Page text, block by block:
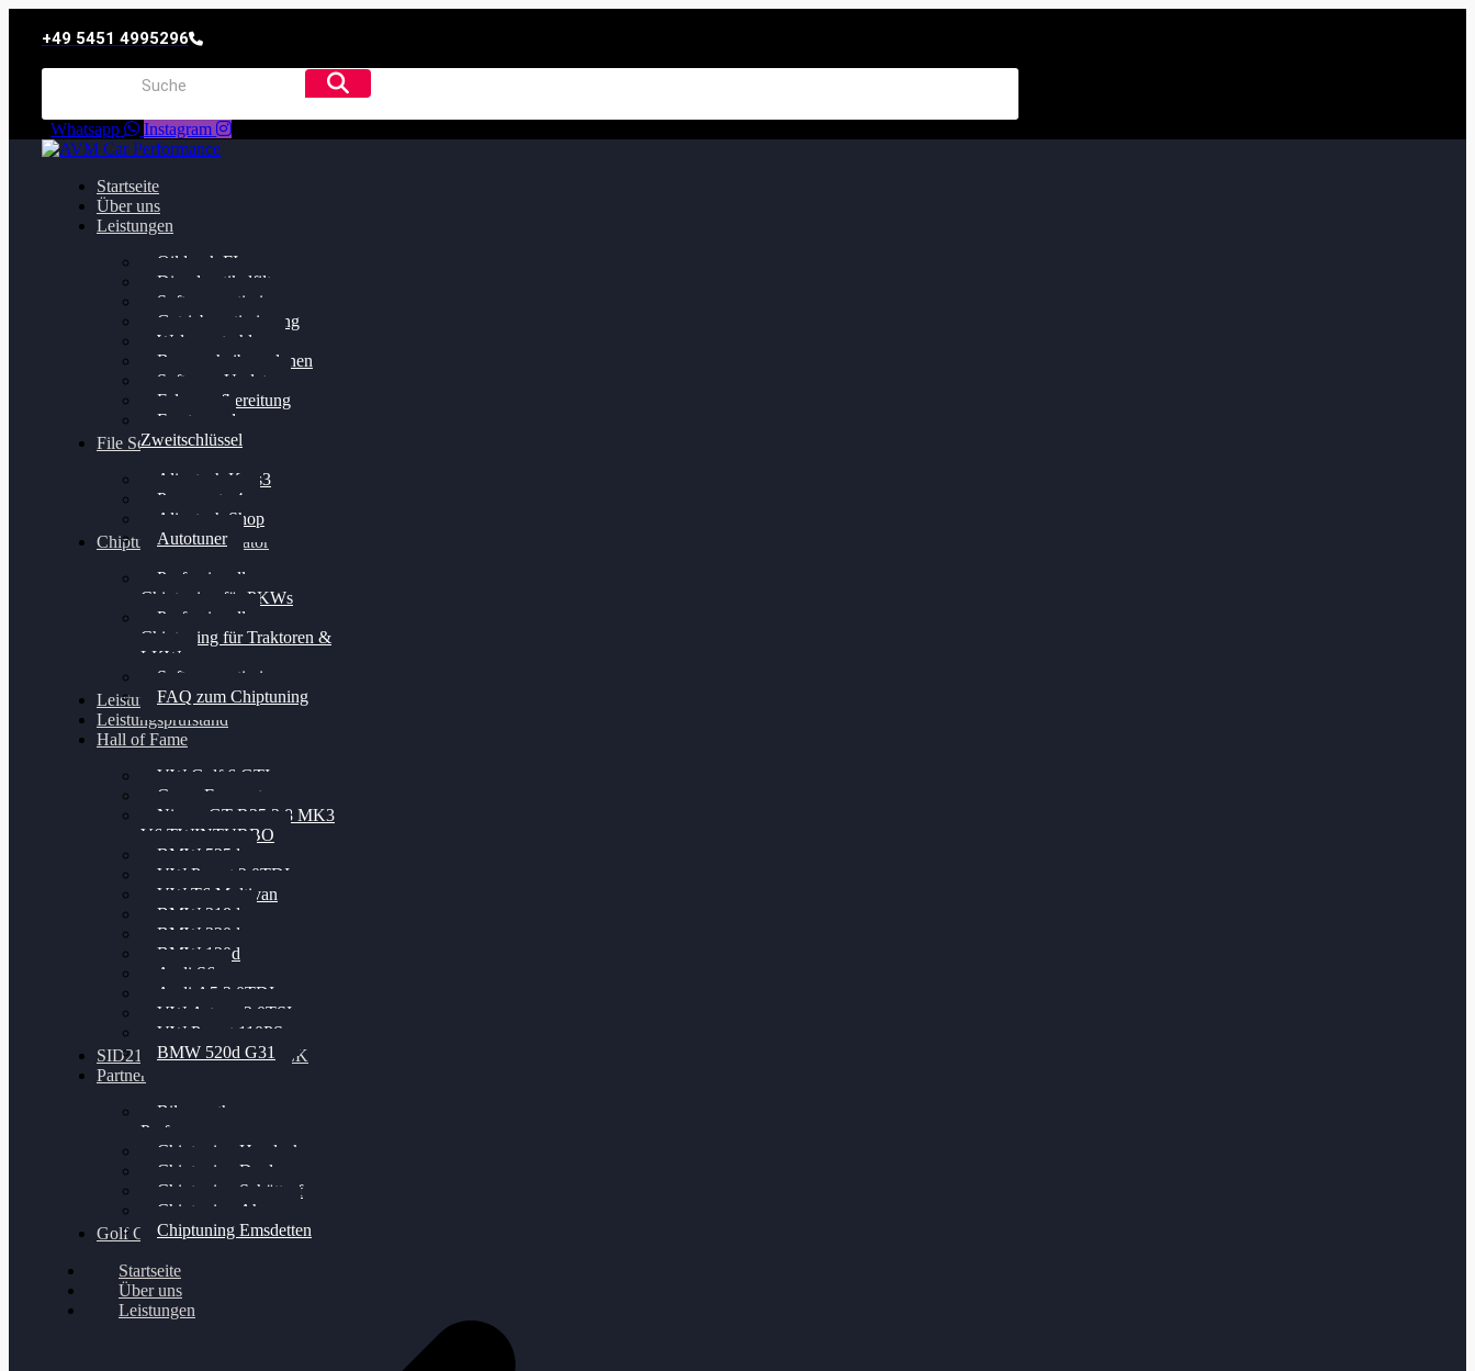
+49 5451 4995296
Whatsapp Instagram
Startseite
Über uns
Leistungen
Oildruck FIx
Dieselpartikelfilter
Softwareoptimierung
Getriebeoptimierung
Walnussstrahlen
Bremsscheiben planen
Software Update
Felgenaufbereitung
Ersatz- und
Zweitschlüssel
File Service
Alientech Kess3
Powergate 4
Alientech Shop
Autotuner
Chiptuning Konfigurator
Professionelles
Chiptuning für PKWs
Professionelles
Chiptuning für Traktoren &
LKW
Softwareoptimierung
FAQ zum Chiptuning
Leistungsmessung
Leistungsprüfstand
Hall of Fame
VW Golf 6 GTI
Cupra Formentor
Nissan GT-R35 3.8 MK3
V6 TWINTURBO
BMW 525d
VW Passat 2.0TDI
VW T6 Multivan
BMW 318d
BMW 320d
BMW 120d
Audi S6
Audi A5 3.0TDI
VW Arteon 2.0TSI
VW Passat 110PS
BMW 520d G31
SID212 / 212EVO UNLOCK
Partner
Bilgenroth
Performance
Chiptuning Herzlacke
Chiptuning Duelmen
Chiptuning Schüttorf
Chiptuning Ahaus
Chiptuning Emsdetten
Golf Gewinnspiel
Startseite
Über uns
Leistungen